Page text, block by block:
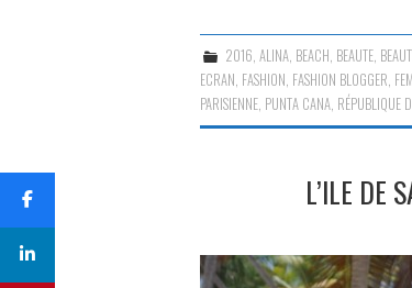
2016,ALINA, BEACH, BEAUTE,
ECRAN, FASHION, FASHION BLOGGER,
PARISIENNE, PUNTA CANA, RÉPUBLIQUE
L’ILE DE